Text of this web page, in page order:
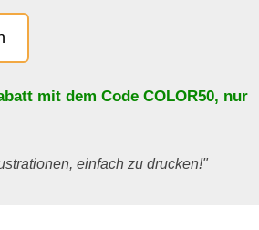
mit dem Code COLOR50, nur
einfach zu drucken!"